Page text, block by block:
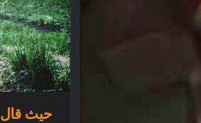
حيث قال Hideo Kojima في تصريحه: